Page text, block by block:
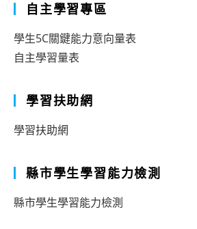
自主學習專區
學生5C關鍵能力意向量表
自主學習量表
學習扶助網
學習扶助網
縣市學生學習能力檢測
縣市學生學習能力檢測